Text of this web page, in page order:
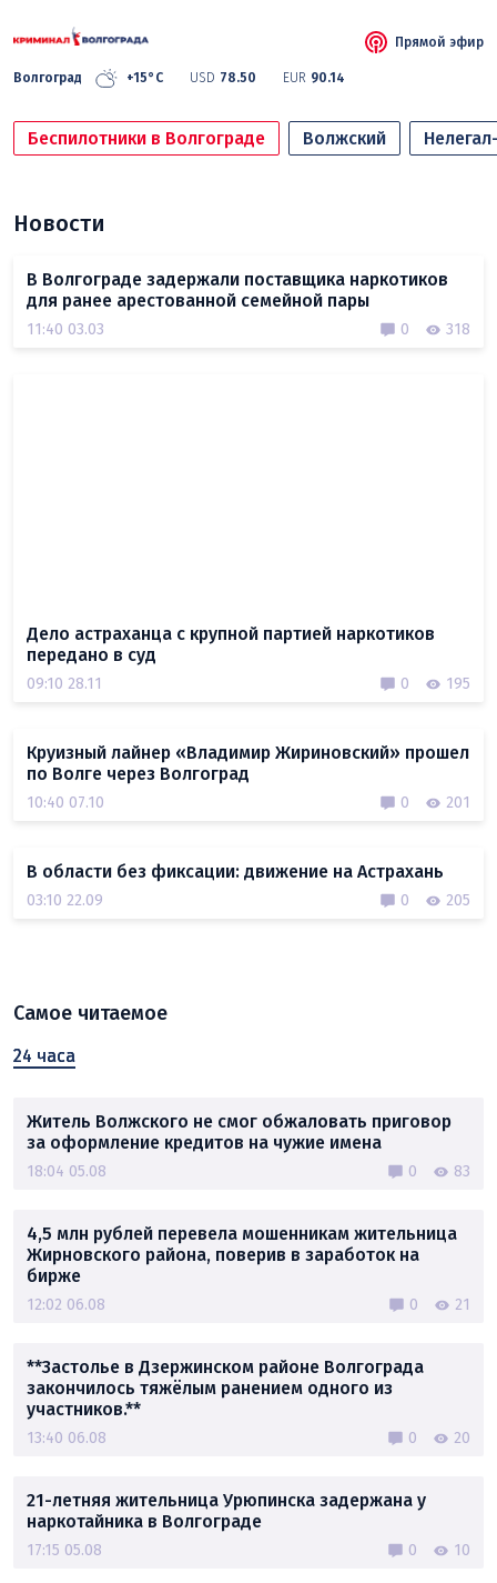
Волгоград +15°C USD 78.50 EUR 90.14
Прямой эфир
Беспилотники в Волгограде Волжский
Новости
В Волгограде задержали поставщика наркотиков
для ранее арестованной семейной пары
11:40 03.03 0 318
Дело астраханца с крупной партией наркотиков
передано в суд
09:10 28.11 0 195
Круизный лайнер «Владимир Жириновский» прошел
по Волге через Волгоград
10:40 07.10 0 201
В области без фиксации: движение на Астрахань
03:10 22.09 0 205
Самое читаемое
24 часа
Житель Волжского не смог обжаловать приговор
за оформление кредитов на чужие имена
18:04 05.08 0 83
4,5 млн рублей перевела мошенникам жительница
Жирновского района, поверив в заработок на
бирже
12:02 06.08 0 21
**Застолье в Дзержинском районе Волгограда
закончилось тяжёлым ранением одного из
участников.**
13:40 06.08 0 20
21-летняя жительница Урюпинска задержана у
наркотайника в Волгограде
17:15 05.08 0 10